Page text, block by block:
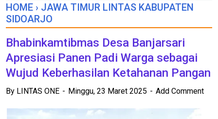
HOME › JAWA TIMUR LINTAS KABUPATEN
SIDOARJO
Bhabinkamtibmas Desa Banjarsari
Apresiasi Panen Padi Warga sebagai
Wujud Keberhasilan Ketahanan Pangan
By LINTAS ONE Minggu, 23 Maret 2025 Add Comment